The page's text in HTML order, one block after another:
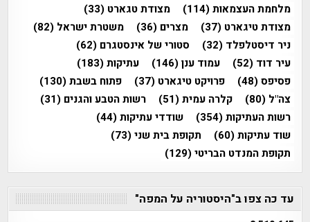
מלחמת העצמאות(114) מצודת טגארט (33)
מצודת טיגארט (37) מצרים (36) משטרת ישראל (82)
ניר דיסטלפלד (32) סטורי של אינסטגרם (62)
עיר דוד (52) עמוד ענן(146) עתיקות(183)
פסיפס(48) פרויקט טיגארט (37) פתוח בשבת(130)
צה"ל (80) קלרה עמית(51) רשות הטבע והגנים (31)
רשות העתיקות(354) שודדי עתיקות(44)
שוד עתיקות(60) תקופת בית שני(73)
תקופת המנדט הבריטי(129)
עד כה צפו ב"היסטוריה על המפה"